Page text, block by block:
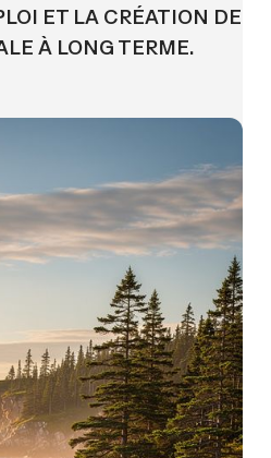
ET LA CRÉATION DE
À LONG TERME.